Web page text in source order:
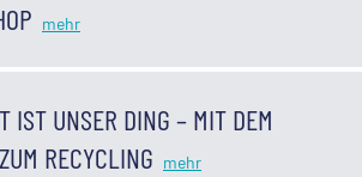
UNSER DING – MIT DEM
RECYCLING